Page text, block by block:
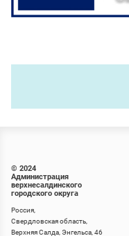
© 2024
Администрация
верхнесалдинского
городского округа
Россия,
Свердловская область,
Верхняя Салда, Энгельса, 46